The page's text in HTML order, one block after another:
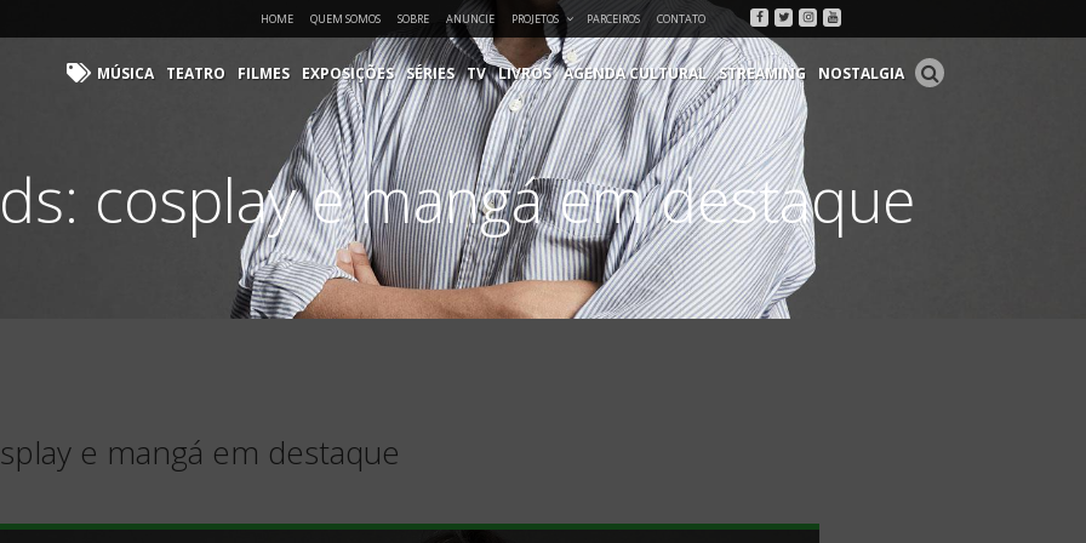
HOME QUEM SOMOS SOBRE ANUNCIE PROJETOS PARCEIROS CONTATO Facebook
Twitter
Instagram
Youtube
MÚSICA TEATRO FILMES EXPOSIÇÕES SÉRIES TV LIVROS AGENDA CULTURAL STREAMING NOSTALGIA
cosplay e mangá em destaque
e mangá em destaque